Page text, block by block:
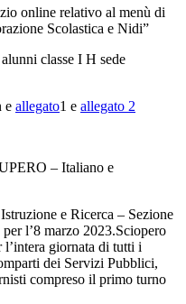
online relativo al menù di
Scolastica e Nidi”
classe I H sede
e allegato1 e allegato 2
– Italiano e
e Ricerca – Sezione
l’8 marzo 2023.Sciopero
giornata di tutti i
dei Servizi Pubblici,
compreso il primo turno